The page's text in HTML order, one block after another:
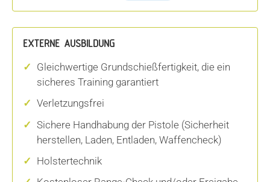
EXTERNE AUSBILDUNG
Gleichwertige Grundschießfertigkeit, die ein
sicheres Training garantiert
Verletzungsfrei
Sichere Handhabung der Pistole (Sicherheit
herstellen, Laden, Entladen, Waffencheck)
Holstertechnik